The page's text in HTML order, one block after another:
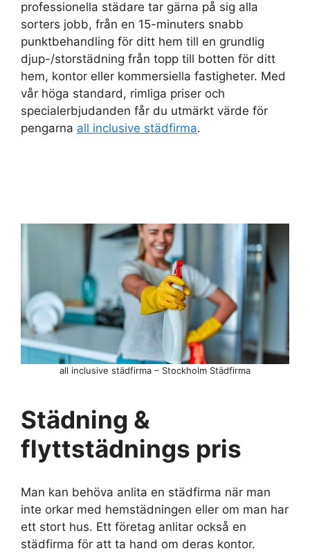
professionella städare tar gärna på sig alla
sorters jobb, från en 15-minuters snabb
punktbehandling för ditt hem till en grundlig
djup-/storstädning från topp till botten för ditt
hem, kontor eller kommersiella fastigheter. Med
vår höga standard, rimliga priser och
specialerbjudanden får du utmärkt värde för
pengarna all inclusive städfirma.
all inclusive städfirma – Stockholm Städfirma
Städning &
flyttstädnings pris
Man kan behöva anlita en städfirma när man
inte orkar med hemstädningen eller om man har
ett stort hus. Ett företag anlitar också en
städfirma för att ta hand om deras kontor.